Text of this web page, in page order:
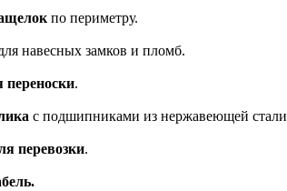
по периметру.
навесных замков и пломб.
переноски.
с подшипниками из нержавеющей стали
перевозки.